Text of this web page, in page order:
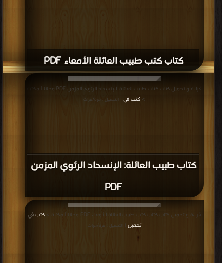
كتاب كتب طبيب العائلة الأمعاء PDF
كتاب طبيب العائلة: الإنسداد الرئوي المزمن
PDF
قراءة و تحميل كتاب كتاب طبيب العائلة: الإنسداد الرئوي المزمن PDF مجانا | مكتبة
> كتب في | التحميل : مرة/مرات
قراءة و تحميل كتاب كتاب كتب طبيب العائلة الأمعاء PDF مجانا | مكتبة >
كتب في
تحميل
| التحميل : مرة/مرات